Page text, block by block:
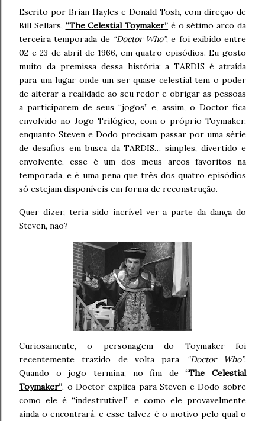
Escrito por Brian Hayles e Donald Tosh, com direção de
Bill Sellars, “The Celestial Toymaker” é o sétimo arco da
terceira temporada de “Doctor Who”, e foi exibido entre
02 e 23 de abril de 1966, em quatro episódios. Eu gosto
muito da premissa dessa história: a TARDIS é atraída
para um lugar onde um ser quase celestial tem o poder
de alterar a realidade ao seu redor e obrigar as pessoas
a participarem de seus “jogos” e, assim, o Doctor fica
envolvido no Jogo Trilógico, com o próprio Toymaker,
enquanto Steven e Dodo precisam passar por uma série
de desafios em busca da TARDIS… simples, divertido e
envolvente, esse é um dos meus arcos favoritos na
temporada, e é uma pena que três dos quatro episódios
só estejam disponíveis em forma de reconstrução.
Quer dizer, teria sido incrível ver a parte da dança do
Steven, não?
Curiosamente, o personagem do Toymaker foi
recentemente trazido de volta para
“Doctor Who”.
Quando o jogo termina, no fim de“The Celestial
Toymaker”, o Doctor explica para Steven e Dodo sobre
como ele é “indestrutível” e como ele provavelmente
ainda o encontrará, e esse talvez é o motivo pelo qual o